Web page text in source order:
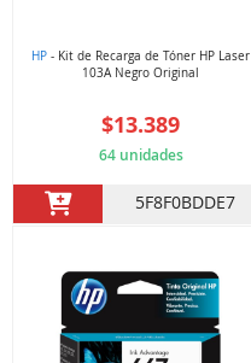
HP - Kit de Recarga de Tóner HP Laser
103A Negro Original
$13.389
64 unidades
5F8F0BDDE7